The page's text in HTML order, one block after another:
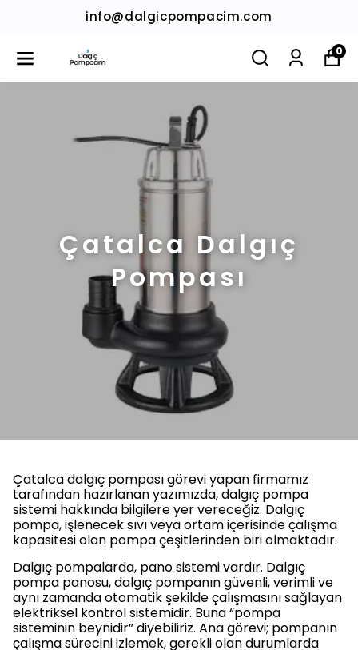
info@dalgicpompacim.com
0
Çatalca Dalgıç
Pompası
Çatalca dalgıç pompası görevi yapan firmamız
tarafından hazırlanan yazımızda, dalgıç pompa
sistemi hakkında bilgilere yer vereceğiz. Dalgıç
pompa, işlenecek sıvı veya ortam içerisinde çalışma
kapasitesi olan pompa çeşitlerinden biri olmaktadır.
Dalgıç pompalarda, pano sistemi vardır. Dalgıç
pompa panosu, dalgıç pompanın güvenli, verimli ve
aynı zamanda otomatik şekilde çalışmasını sağlayan
elektriksel kontrol sistemidir. Buna “pompa
sisteminin beynidir” diyebiliriz. Ana görevi; pompanın
çalışma sürecini izlemek, gerekli olan durumlarda